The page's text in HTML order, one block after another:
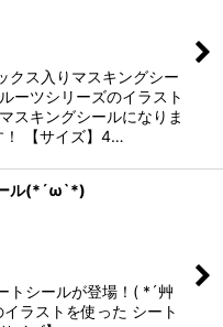
クス入りマスキングシー
ーツシリーズのイラスト
スキングシールになりま
！ 【サイズ】4…
ール(*´ω`*)
トシールが登場！( *´艸
ラストを使った シート